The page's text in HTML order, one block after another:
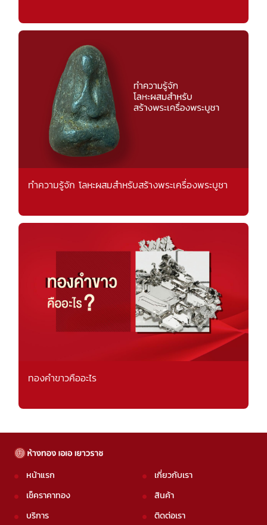
ทำความรู้จัก โลหะผสมสำหรับสร้างพระเครื่องพระบูชา
ทองคำขาวคืออะไร
หน้าแรก
เช็คราคาทอง
บริการ
เกี่ยวกับเรา
สินค้า
ติดต่อเรา